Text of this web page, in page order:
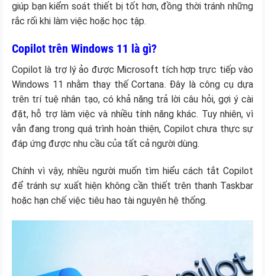
giúp bạn kiểm soát thiết bị tốt hơn, đồng thời tránh những
rắc rối khi làm việc hoặc học tập.
Copilot trên Windows 11 là gì?
Copilot là trợ lý ảo được Microsoft tích hợp trực tiếp vào
Windows 11 nhằm thay thế Cortana. Đây là công cụ dựa
trên trí tuệ nhân tạo, có khả năng trả lời câu hỏi, gợi ý cài
đặt, hỗ trợ làm việc và nhiều tính năng khác. Tuy nhiên, vì
vẫn đang trong quá trình hoàn thiện, Copilot chưa thực sự
đáp ứng được nhu cầu của tất cả người dùng.
Chính vì vậy, nhiều người muốn tìm hiểu cách tắt Copilot
để tránh sự xuất hiện không cần thiết trên thanh Taskbar
hoặc hạn chế việc tiêu hao tài nguyên hệ thống.